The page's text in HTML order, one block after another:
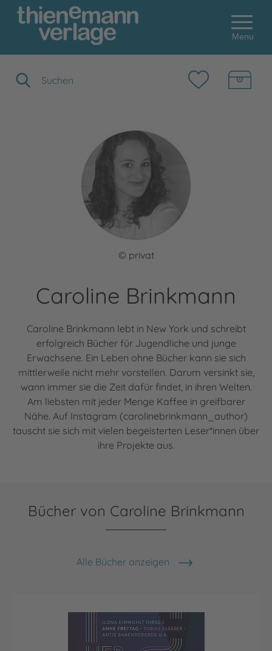
Menu
© privat
Caroline Brinkmann
Caroline Brinkmann lebt in New York und schreibt
erfolgreich Bücher für Jugendliche und junge
Erwachsene. Ein Leben ohne Bücher kann sie sich
mittlerweile nicht mehr vorstellen. Darum versinkt sie,
wann immer sie die Zeit dafür findet, in ihren Welten.
Am liebsten mit jeder Menge Kaffee in greifbarer
Nähe. Auf Instagram (carolinebrinkmann_author)
tauscht sie sich mit vielen begeisterten Leser*innen über
ihre Projekte aus.
Bücher von Caroline Brinkmann
Alle Bücher anzeigen